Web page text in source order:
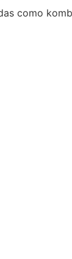
como